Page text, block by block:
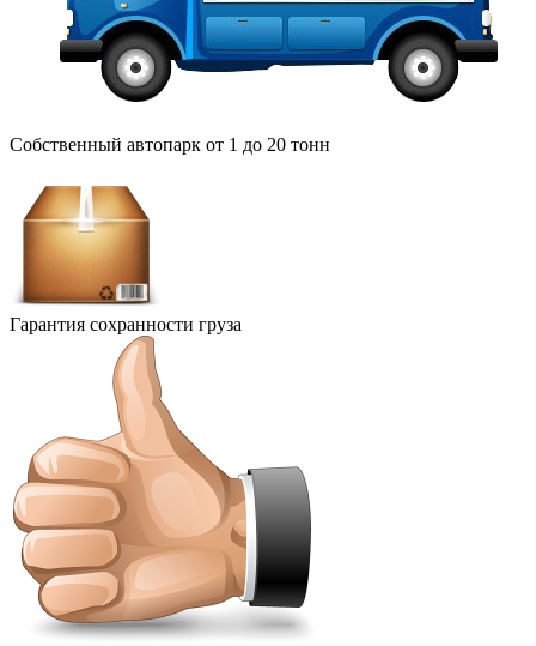
Собственный автопарк от 1 до 20 тонн
Гарантия сохранности груза